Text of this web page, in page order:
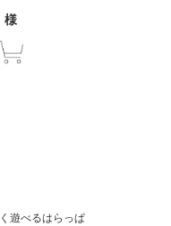
様
遊べるはらっぱ